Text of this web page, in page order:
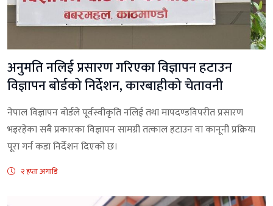
अनुमति नलिई प्रसारण गरिएका विज्ञापन हटाउन
विज्ञापन बोर्डको निर्देशन, कारबाहीको चेतावनी
नेपाल विज्ञापन बोर्डले पूर्वस्वीकृति नलिई तथा मापदण्डविपरीत प्रसारण
भइरहेका सबै प्रकारका विज्ञापन सामग्री तत्काल हटाउन वा कानूनी प्रक्रिया
पूरा गर्न कडा निर्देशन दिएको छ।
२ हप्ता अगाडि